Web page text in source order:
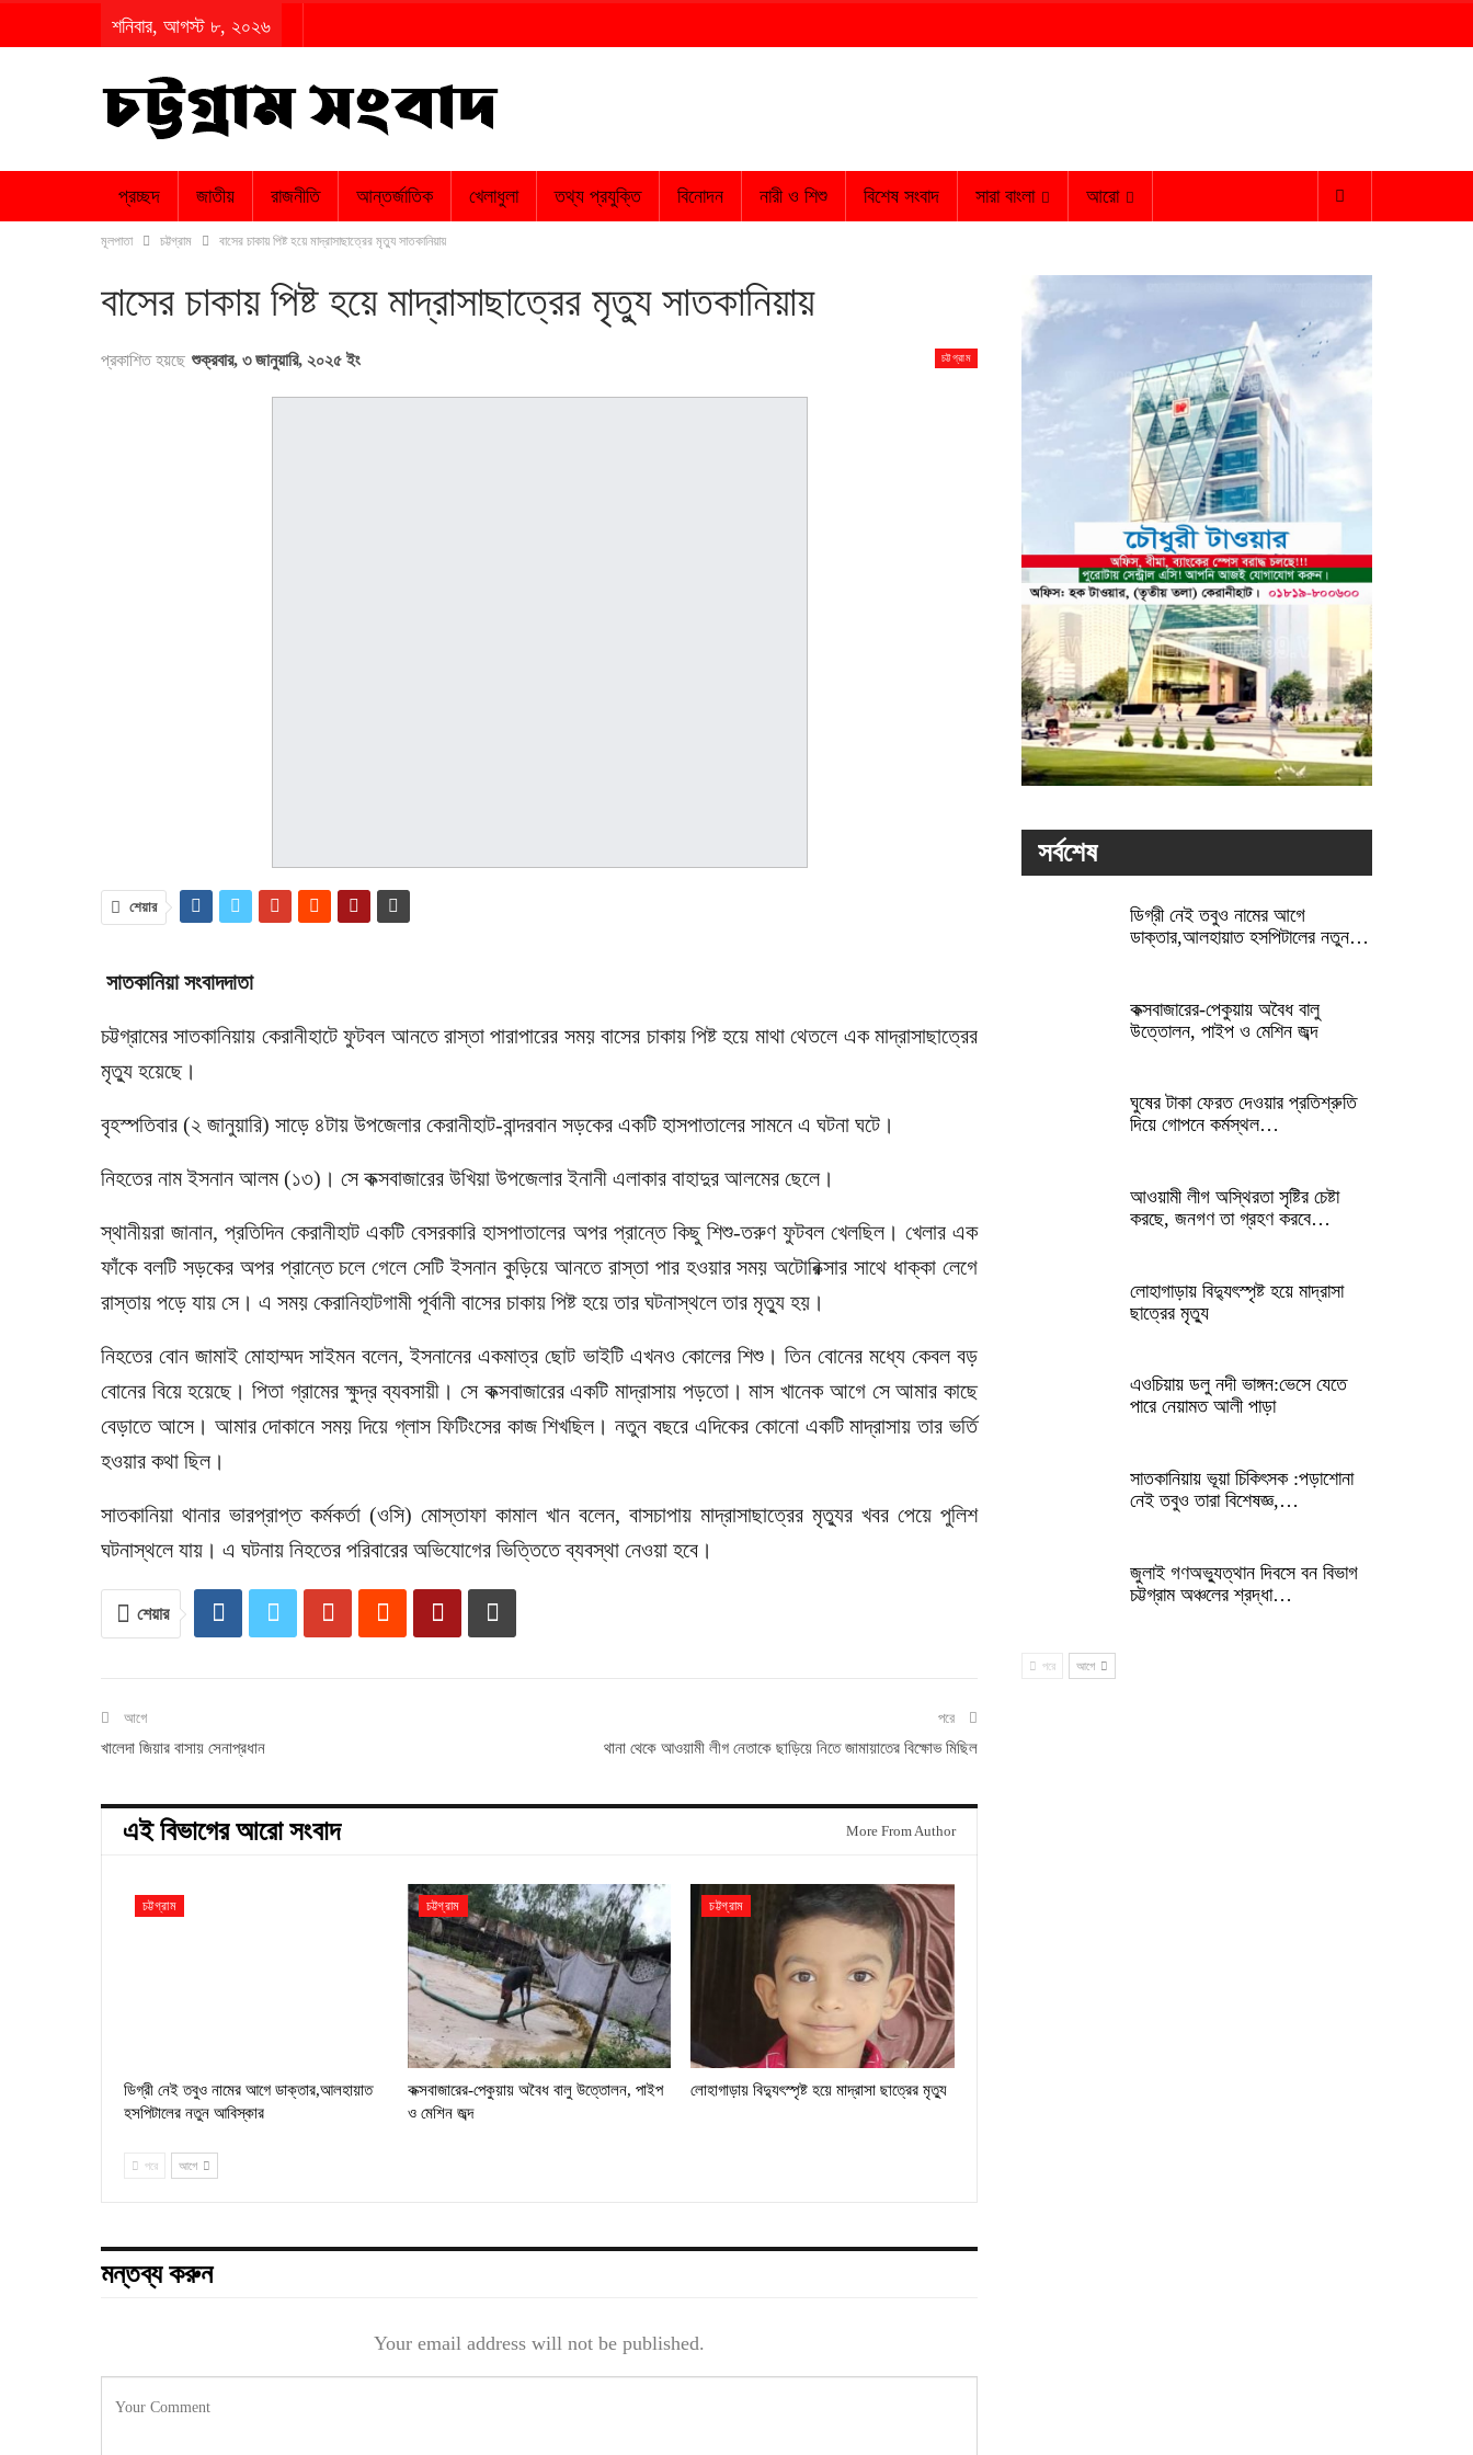
শনিবার, আগস্ট ৮, ২০২৬
প্রচ্ছদ জাতীয় রাজনীতি আন্তর্জাতিক খেলাধুলা তথ্য প্রযুক্তি বিনোদন নারী ও শিশু বিশেষ সংবাদ সারা বাংলা আরো
মূলপাতা চট্টগ্রাম বাসের চাকায় পিষ্ট হয়ে মাদ্রাসাছাত্রের মৃত্যু সাতকানিয়ায়
বাসের চাকায় পিষ্ট হয়ে মাদ্রাসাছাত্রের মৃত্যু সাতকানিয়ায়
চট্টগ্রাম
প্রকাশিত হয়ছে শুক্রবার, ৩ জানুয়ারি, ২০২৫ ইং
শেয়ার
সাতকানিয়া সংবাদদাতা
চট্টগ্রামের সাতকানিয়ায় কেরানীহাটে ফুটবল আনতে রাস্তা পারাপারের সময় বাসের চাকায় পিষ্ট হয়ে মাথা থেতলে এক মাদ্রাসাছাত্রের
মৃত্যু হয়েছে।
বৃহস্পতিবার (২ জানুয়ারি) সাড়ে ৪টায় উপজেলার কেরানীহাট-বান্দরবান সড়কের একটি হাসপাতালের সামনে এ ঘটনা ঘটে।
নিহতের নাম ইসনান আলম (১৩)। সে কক্সবাজারের উখিয়া উপজেলার ইনানী এলাকার বাহাদুর আলমের ছেলে।
স্থানীয়রা জানান, প্রতিদিন কেরানীহাট একটি বেসরকারি হাসপাতালের অপর প্রান্তে কিছু শিশু-তরুণ ফুটবল খেলছিল। খেলার এক
ফাঁকে বলটি সড়কের অপর প্রান্তে চলে গেলে সেটি ইসনান কুড়িয়ে আনতে রাস্তা পার হওয়ার সময় অটোরিক্সার সাথে ধাক্কা লেগে
রাস্তায় পড়ে যায় সে। এ সময় কেরানিহাটগামী পূর্বানী বাসের চাকায় পিষ্ট হয়ে তার ঘটনাস্থলে তার মৃত্যু হয়।
নিহতের বোন জামাই মোহাম্মদ সাইমন বলেন, ইসনানের একমাত্র ছোট ভাইটি এখনও কোলের শিশু। তিন বোনের মধ্যে কেবল বড়
বোনের বিয়ে হয়েছে। পিতা গ্রামের ক্ষুদ্র ব্যবসায়ী। সে কক্সবাজারের একটি মাদ্রাসায় পড়তো। মাস খানেক আগে সে আমার কাছে
বেড়াতে আসে। আমার দোকানে সময় দিয়ে গ্লাস ফিটিংসের কাজ শিখছিল। নতুন বছরে এদিকের কোনো একটি মাদ্রাসায় তার ভর্তি
হওয়ার কথা ছিল।
সাতকানিয়া থানার ভারপ্রাপ্ত কর্মকর্তা (ওসি) মোস্তাফা কামাল খান বলেন, বাসচাপায় মাদ্রাসাছাত্রের মৃত্যুর খবর পেয়ে পুলিশ
ঘটনাস্থলে যায়। এ ঘটনায় নিহতের পরিবারের অভিযোগের ভিত্তিতে ব্যবস্থা নেওয়া হবে।
শেয়ার
আগে
খালেদা জিয়ার বাসায় সেনাপ্রধান
পরে
থানা থেকে আওয়ামী লীগ নেতাকে ছাড়িয়ে নিতে জামায়াতের বিক্ষোভ মিছিল
এই বিভাগের আরো সংবাদ More From Author
চট্টগ্রাম
ডিগ্রী নেই তবুও নামের আগে ডাক্তার,আলহায়াত
হসপিটালের নতুন আবিস্কার
চট্টগ্রাম
কক্সবাজারের-পেকুয়ায় অবৈধ বালু উত্তোলন, পাইপ
ও মেশিন জব্দ
চট্টগ্রাম
লোহাগাড়ায় বিদ্যুৎস্পৃষ্ট হয়ে মাদ্রাসা ছাত্রের মৃত্যু
পরে আগে
মন্তব্য করুন
Your email address will not be published.
সর্বশেষ
ডিগ্রী নেই তবুও নামের আগে
ডাক্তার,আলহায়াত হসপিটালের নতুন…
কক্সবাজারের-পেকুয়ায় অবৈধ বালু
উত্তোলন, পাইপ ও মেশিন জব্দ
ঘুষের টাকা ফেরত দেওয়ার প্রতিশ্রুতি
দিয়ে গোপনে কর্মস্থল…
আওয়ামী লীগ অস্থিরতা সৃষ্টির চেষ্টা
করছে, জনগণ তা গ্রহণ করবে…
লোহাগাড়ায় বিদ্যুৎস্পৃষ্ট হয়ে মাদ্রাসা
ছাত্রের মৃত্যু
এওচিয়ায় ডলু নদী ভাঙ্গন:ভেসে যেতে
পারে নেয়ামত আলী পাড়া
সাতকানিয়ায় ভূয়া চিকিৎসক :পড়াশোনা
নেই তবুও তারা বিশেষজ্ঞ,…
জুলাই গণঅভ্যুত্থান দিবসে বন বিভাগ
চট্টগ্রাম অঞ্চলের শ্রদ্ধা…
পরে আগে